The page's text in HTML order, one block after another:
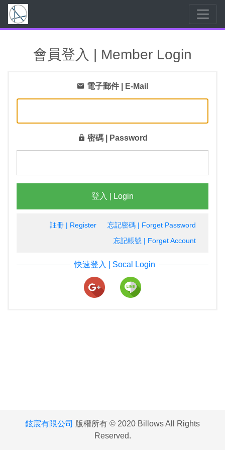
會員登入 | Member Login
電子郵件 | E-Mail
密碼 | Password
登入 | Login
註冊 | Register
忘記密碼 | Forget Password
忘記帳號 | Forget Account
快速登入 | Socal Login
鉉宸有限公司 版權所有 © 2020 Billows All Rights
Reserved.